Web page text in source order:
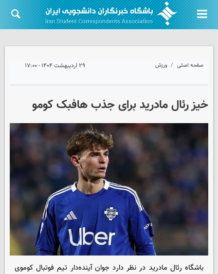
صفحه اصلی ورزش ۲۹ اردیبهشت ۱۴۰۴ - ۱۷:۰۰
خیز رئال مادرید برای جذب هافبک کومو
باشگاه رئال مادرید در نظر دارد جوان آینده‌دار تیم فوتبال کوموی